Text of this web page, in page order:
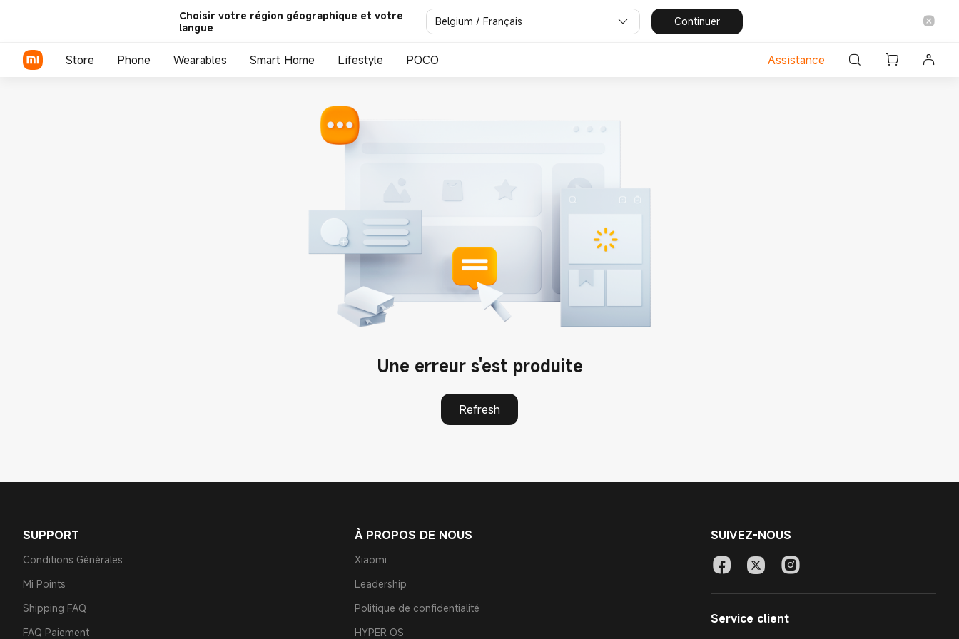
Choisir votre région géographique et votre
langue
Belgium / Français Continuer
Store Phone Wearables Smart Home Lifestyle POCO Assistance
Une erreur s'est produite
Refresh
SUPPORT
Conditions Générales
Mi Points
Shipping FAQ
FAQ Paiement
À PROPOS DE NOUS
Xiaomi
Leadership
Politique de confidentialité
HYPER OS
SUIVEZ-NOUS
Service client